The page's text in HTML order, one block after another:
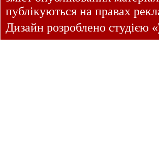
публікуються на правах
Дизайн розроблено студією «